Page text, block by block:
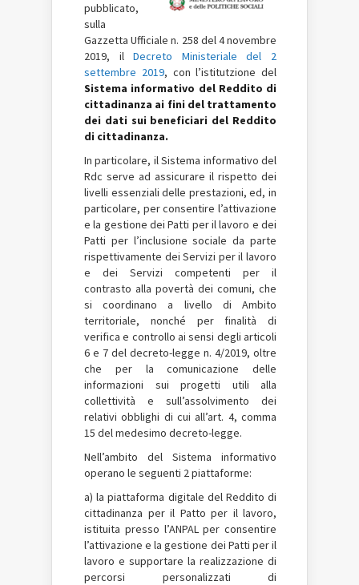
pubblicato,
sulla
Gazzetta Ufficiale n. 258 del 4 novembre
2019, ilDecreto Ministeriale del 2
settembre 2019, con l’istitutzione del
Sistema informativo del Reddito di
cittadinanza ai fini del trattamento
dei dati sui beneficiari del Reddito
di cittadinanza.
In particolare, il Sistema informativo del
Rdc serve ad assicurare il rispetto dei
livelli essenziali delle prestazioni, ed, in
particolare, per consentire l’attivazione
e la gestione dei Patti per il lavoro e dei
Patti per l’inclusione sociale da parte
rispettivamente dei Servizi per il lavoro
e dei Servizi competenti per il
contrasto alla povertà dei comuni, che
si coordinano a livello di Ambito
territoriale, nonché per finalità di
verifica e controllo ai sensi degli articoli
6 e 7 del decreto-legge n. 4/2019, oltre
che per la comunicazione delle
informazioni sui progetti utili alla
collettività e sull’assolvimento dei
relativi obblighi di cui all’art. 4, comma
15 del medesimo decreto-legge.
Nell’ambito del Sistema informativo
operano le seguenti 2 piattaforme:
a) la piattaforma digitale del Reddito di
cittadinanza per il Patto per il lavoro,
istituita presso l’ANPAL per consentire
l’attivazione e la gestione dei Patti per il
lavoro e supportare la realizzazione di
percorsi personalizzati di